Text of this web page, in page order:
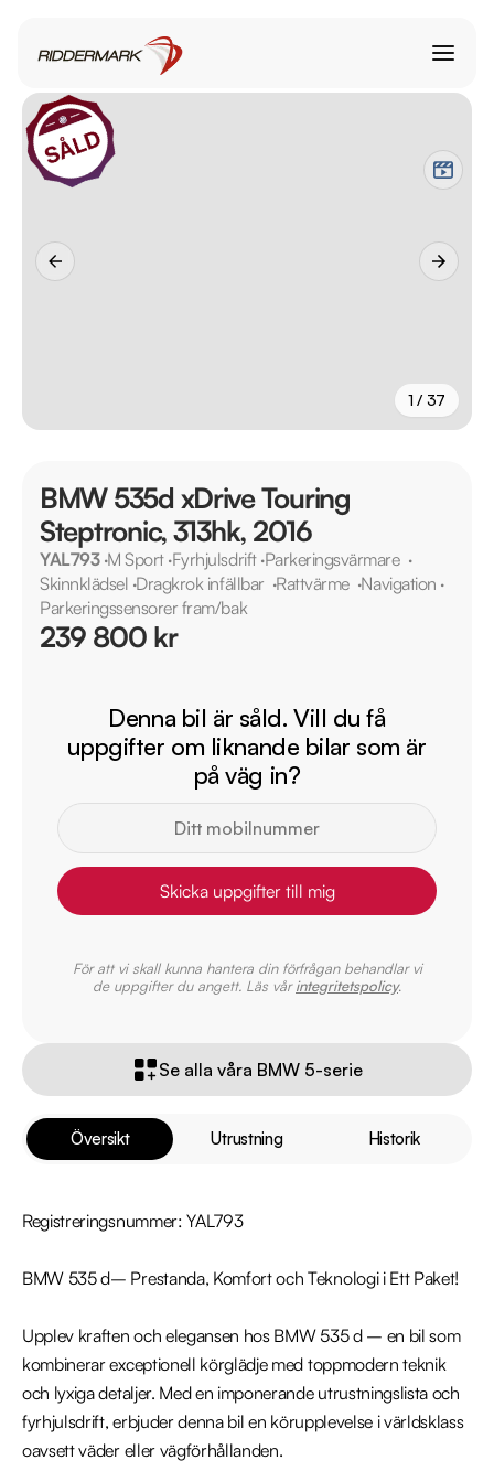
1 / 37
Översikt Utrustning Historik
Registreringsnummer: YAL793
BMW 535 d– Prestanda, Komfort och Teknologi i Ett Paket!
Upplev kraften och elegansen hos BMW 535 d – en bil som
kombinerar exceptionell körglädje med toppmodern teknik
och lyxiga detaljer. Med en imponerande utrustningslista och
fyrhjulsdrift, erbjuder denna bil en körupplevelse i världsklass
oavsett väder eller vägförhållanden.
BMW 535d xDrive Touring
Steptronic, 313hk, 2016
YAL793·M Sport·Fyrhjulsdrift·Parkeringsvärmare ·
Skinnklädsel ·Dragkrok infällbar ·Rattvärme ·Navigation ·
Parkeringssensorer fram/bak
239 800 kr
Denna bil är såld. Vill du få
uppgifter om liknande bilar som är
på väg in?
Skicka uppgifter till mig
För att vi skall kunna hantera din förfrågan behandlar vi
de uppgifter du angett. Läs vårintegritetspolicy.
Se alla våra BMW 5-serie